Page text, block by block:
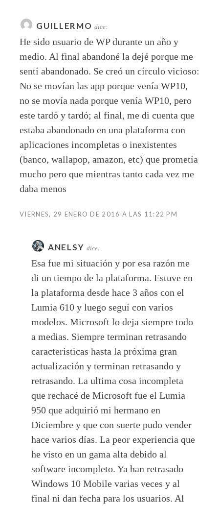
GUILLERMO dice:
He sido usuario de WP durante un año y
medio. Al final abandoné la dejé porque me
sentí abandonado. Se creó un círculo vicioso:
No se movían las app porque venía WP10,
no se movía nada porque venía WP10, pero
este tardó y tardó; al final, me di cuenta que
estaba abandonado en una plataforma con
aplicaciones incompletas o inexistentes
(banco, wallapop, amazon, etc) que prometía
mucho pero que mientras tanto cada vez me
daba menos
VIERNES, 29 ENERO DE 2016 A LAS 11:22 PM
ANELSY dice:
Esa fue mi situación y por esa razón me
di un tiempo de la plataforma. Estuve en
la plataforma desde hace 3 años con el
Lumia 610 y luego seguí con varios
modelos. Microsoft lo deja siempre todo
a medias. Siempre terminan retrasando
características hasta la próxima gran
actualización y terminan retrasando y
retrasando. La ultima cosa incompleta
que rechacé de Microsoft fue el Lumia
950 que adquirió mi hermano en
Diciembre y que con suerte pudo vender
hace varios días. La peor experiencia que
he visto en un gama alta debido al
software incompleto. Ya han retrasado
Windows 10 Mobile varias veces y al
final ni dan fecha para los usuarios. Al